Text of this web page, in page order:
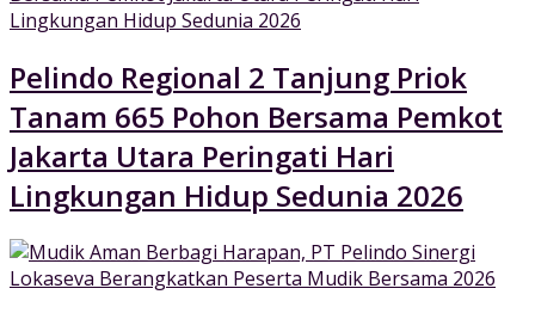
Pelindo Regional 2 Tanjung Priok
Tanam 665 Pohon Bersama Pemkot
Jakarta Utara Peringati Hari
Lingkungan Hidup Sedunia 2026